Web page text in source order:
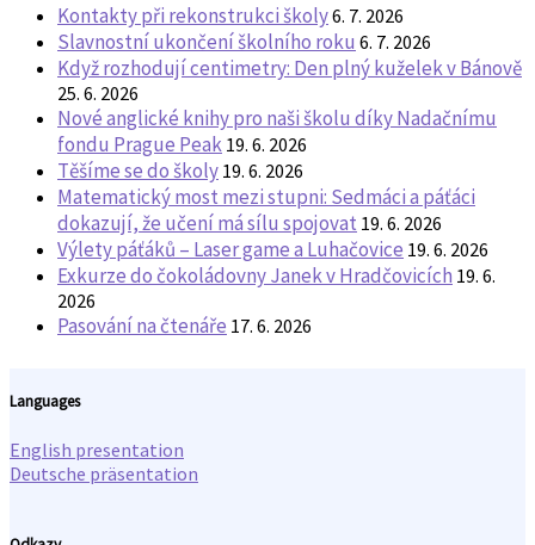
Kontakty při rekonstrukci školy6. 7. 2026
Slavnostní ukončení školního roku 6. 7. 2026
Když rozhodují centimetry: Den plný kuželek v Bánově
25. 6. 2026
Nové anglické knihy pro naši školu díky Nadačnímu
fondu Prague Peak 19. 6. 2026
Těšíme se do školy 19. 6. 2026
Matematický most mezi stupni: Sedmáci a páťáci
dokazují, že učení má sílu spojovat 19. 6. 2026
Výlety páťáků – Laser game a Luhačovice 19. 6. 2026
Exkurze do čokoládovny Janek v Hradčovicích 19. 6.
2026
Pasování na čtenáře 17. 6. 2026
Languages
English presentation
Deutsche präsentation